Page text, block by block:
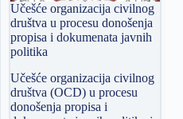
Učešće organizacija civilnog
društva u procesu donošenja
propisa i dokumenata javnih
politika
Učešće organizacija civilnog
društva (OCD) u procesu
donošenja propisa i